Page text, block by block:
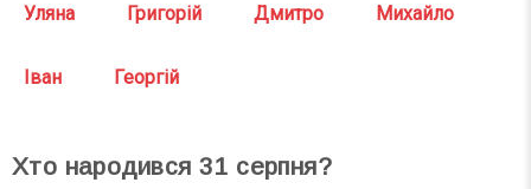
Уляна Григорій Дмитро Михайло
Іван Георгій
Хто народився 31 серпня?